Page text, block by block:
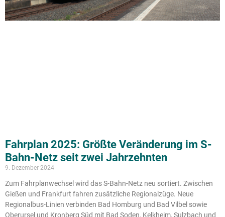
Fahrplan 2025: Größte Veränderung im S-
Bahn-Netz seit zwei Jahrzehnten
9. Dezember 2024
Zum Fahrplanwechsel wird das S-Bahn-Netz neu sortiert. Zwischen
Gießen und Frankfurt fahren zusätzliche Regionalzüge. Neue
Regionalbus-Linien verbinden Bad Homburg und Bad Vilbel sowie
Oberursel und Kronberg Süd mit Bad Soden, Kelkheim, Sulzbach und